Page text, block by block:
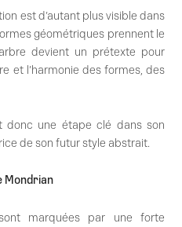
est d’autant plus visible dans
géométriques prennent le
devient un prétexte pour
et l’harmonie des formes, des
donc une étape clé dans son
de son futur style abstrait.
Mondrian
marquées par une forte